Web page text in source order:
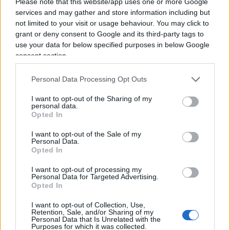
services and may gather and store information including but
not limited to your visit or usage behaviour. You may click to
grant or deny consent to Google and its third-party tags to
use your data for below specified purposes in below Google
consent section.
Personal Data Processing Opt Outs
I want to opt-out of the Sharing of my
personal data.
Opted In
I want to opt-out of the Sale of my
Personal Data.
Opted In
I want to opt-out of processing my
Personal Data for Targeted Advertising.
Opted In
I want to opt-out of Collection, Use,
Retention, Sale, and/or Sharing of my
Personal Data that Is Unrelated with the
Purposes for which it was collected.
Iran, visti con irritazione negli ambienti americani.
Affidarsi ad Armando Varricchio, nostro
ambasciatore a Washington, potrebbe essere un
problema di per sé. Varricchio, infatti, punta tutto
National Security Council, ma è persona non
gradita alla Casa Bianca. Un bel grattacapo per
Salvini, che già deve farsi perdonare l’attivismo
e i lunghi anni da console a Shanghai del proprio
consigliere diplomatico Stefano Beltrame, per
sorvolare sui suoi collaboratori più stretti –
Savoini, D’Amico, Gaiani – che sono tutti